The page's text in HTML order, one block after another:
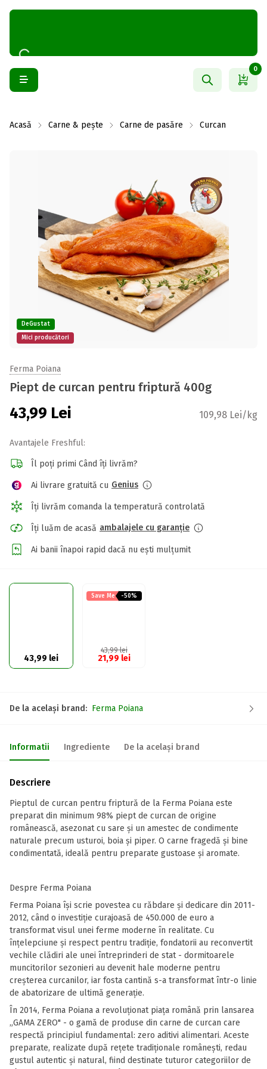
0
Acasă Carne & pește Carne de pasăre Curcan
DeGustat
Mici producători
Ferma Poiana
Piept de curcan pentru friptură 400g
43,99 Lei 109,98 Lei/kg
Avantajele Freshful:
Îl poți primi Când îți livrăm?
Ai livrare gratuită cu Genius
Îți livrăm comanda la temperatură controlată
Îți luăm de acasă ambalajele cu garanție
Ai banii înapoi rapid dacă nu ești mulțumit
43,99 lei
Save Me -50%
43,99lei
21,99 lei
De la același brand: Ferma Poiana
Informatii Ingrediente De la același brand
Descriere
Pieptul de curcan pentru friptură de la Ferma Poiana este
preparat din minimum 98% piept de curcan de origine
românească, asezonat cu sare și un amestec de condimente
naturale precum usturoi, boia și piper. O carne fragedă și bine
condimentată, ideală pentru preparate gustoase și aromate.
Despre Ferma Poiana
Ferma Poiana își scrie povestea cu răbdare și dedicare din 2011-
2012, când o investiție curajoasă de 450.000 de euro a
transformat visul unei ferme moderne în realitate. Cu
înțelepciune și respect pentru tradiție, fondatorii au reconvertit
vechile clădiri ale unei întreprinderi de stat - dormitoarele
muncitorilor sezonieri au devenit hale moderne pentru
creșterea curcanilor, iar fosta cantină s-a transformat într-o linie
de abatorizare de ultimă generație.
În 2014, Ferma Poiana a revoluționat piața română prin lansarea
„GAMA ZERO" - o gamă de produse din carne de curcan care
respectă principiul fundamental: zero aditivi alimentari. Aceste
preparate, realizate după rețete tradiționale românești, redau
gustul autentic și natural, fiind destinate tuturor categoriilor de